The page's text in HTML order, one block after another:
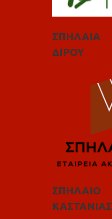
ΣΠΗΛΑΙΑ
ΔΙΡΟΥ
ΣΠΗΛΑΙΟ
ΚΑΣΤΑΝΙΑΣ